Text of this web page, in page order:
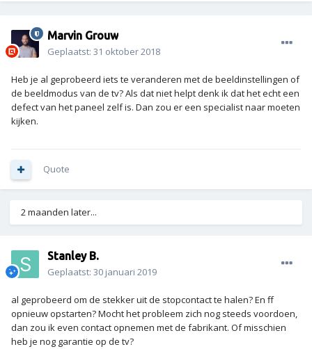
Marvin Grouw
Geplaatst: 31 oktober 2018
Heb je al geprobeerd iets te veranderen met de beeldinstellingen of
de beeldmodus van de tv? Als dat niet helpt denk ik dat het echt een
defect van het paneel zelf is. Dan zou er een specialist naar moeten
kijken.
Quote
2 maanden later...
Stanley B.
Geplaatst: 30 januari 2019
al geprobeerd om de stekker uit de stopcontact te halen? En ff
opnieuw opstarten? Mocht het probleem zich nog steeds voordoen,
dan zou ik even contact opnemen met de fabrikant. Of misschien
heb je nog garantie op de tv?